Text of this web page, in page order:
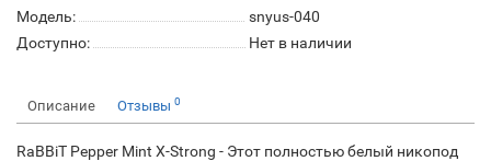
Модель:
snyus-040
Доступно:
Нет в наличии
Описание Отзывы 0
RaBBiT Pepper Mint X-Strong - Этот полностью белый никопод